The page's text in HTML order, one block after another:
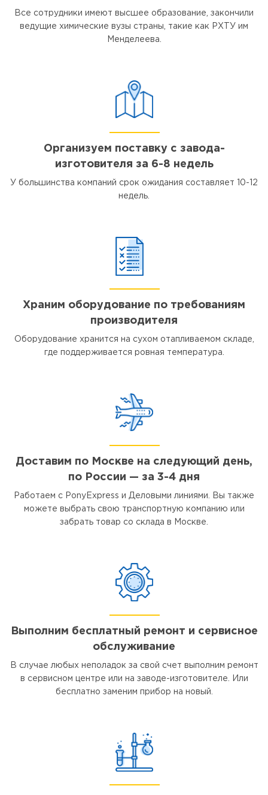
Все сотрудники имеют высшее образование, закончили
ведущие химические вузы страны, такие как РХТУ им
Менделеева.
Организуем поставку с завода-
изготовителя за 6-8 недель
У большинства компаний срок ожидания составляет 10-12
недель.
Храним оборудование по требованиям
производителя
Оборудование хранится на сухом отапливаемом складе,
где поддерживается ровная температура.
Доставим по Москве на следующий день,
по России — за 3-4 дня
Работаем с PonyExpress и Деловыми линиями. Вы также
можете выбрать свою транспортную компанию или
забрать товар со склада в Москве.
Выполним бесплатный ремонт и сервисное
обслуживание
В случае любых неполадок за свой счет выполним ремонт
в сервисном центре или на заводе-изготовителе. Или
бесплатно заменим прибор на новый.